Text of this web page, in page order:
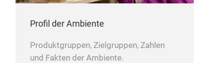
Profil der Ambiente
Produktgruppen, Zielgruppen, Zahlen
und Fakten der Ambiente.